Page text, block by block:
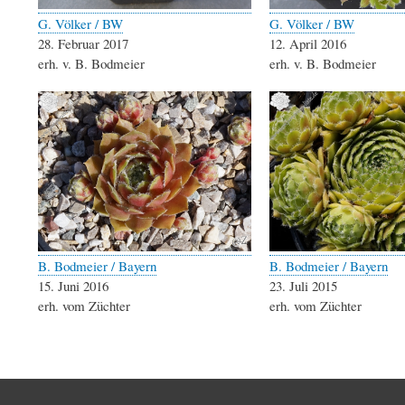
G. Völker / BW
28. Februar 2017
erh. v. B. Bodmeier
G. Völker / BW
12. April 2016
erh. v. B. Bodmeier
B. Bodmeier / Bayern
15. Juni 2016
erh. vom Züchter
B. Bodmeier / Bayern
23. Juli 2015
erh. vom Züchter